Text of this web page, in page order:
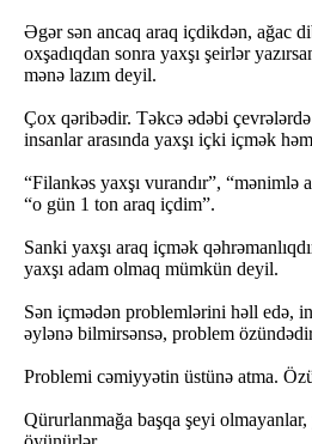
Əgər sən ancaq araq içdikdən, ağac
oxşadıqdan sonra yaxşı şeirlər
mənə lazım deyil.
Çox qəribədir. Təkcə ədəbi
insanlar arasında yaxşı içki içmək
“Filankəs yaxşı vurandır”, “mənimlə
“o gün 1 ton araq içdim”.
Sanki yaxşı araq içmək
yaxşı adam olmaq mümkün deyil.
Sən içmədən problemlərini həll edə,
əylənə bilmirsənsə, problem
Problemi cəmiyyətin üstünə atma.
Qürurlanmağa başqa şeyi